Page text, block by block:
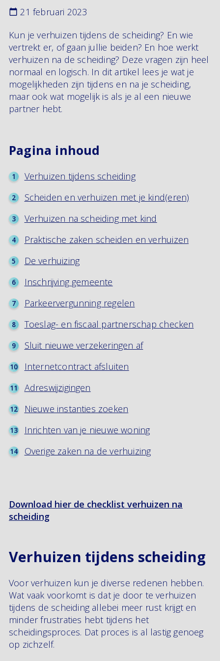
21 februari 2023
Kun je verhuizen tijdens de scheiding? En wie
vertrekt er, of gaan jullie beiden? En hoe werkt
verhuizen na de scheiding? Deze vragen zijn heel
normaal en logisch. In dit artikel lees je wat je
mogelijkheden zijn tijdens en na je scheiding,
maar ook wat mogelijk is als je al een nieuwe
partner hebt.
Pagina inhoud
Verhuizen tijdens scheiding
Scheiden en verhuizen met je kind(eren)
Verhuizen na scheiding met kind
Praktische zaken scheiden en verhuizen
De verhuizing
Inschrijving gemeente
Parkeervergunning regelen
Toeslag- en fiscaal partnerschap checken
Sluit nieuwe verzekeringen af
Internetcontract afsluiten
Adreswijzigingen
Nieuwe instanties zoeken
Inrichten van je nieuwe woning
Overige zaken na de verhuizing
Download hier de checklist verhuizen na
scheiding
Verhuizen tijdens scheiding
Voor verhuizen kun je diverse redenen hebben.
Wat vaak voorkomt is dat je door te verhuizen
tijdens de scheiding allebei meer rust krijgt en
minder frustraties hebt tijdens het
scheidingsproces. Dat proces is al lastig genoeg
op zichzelf.